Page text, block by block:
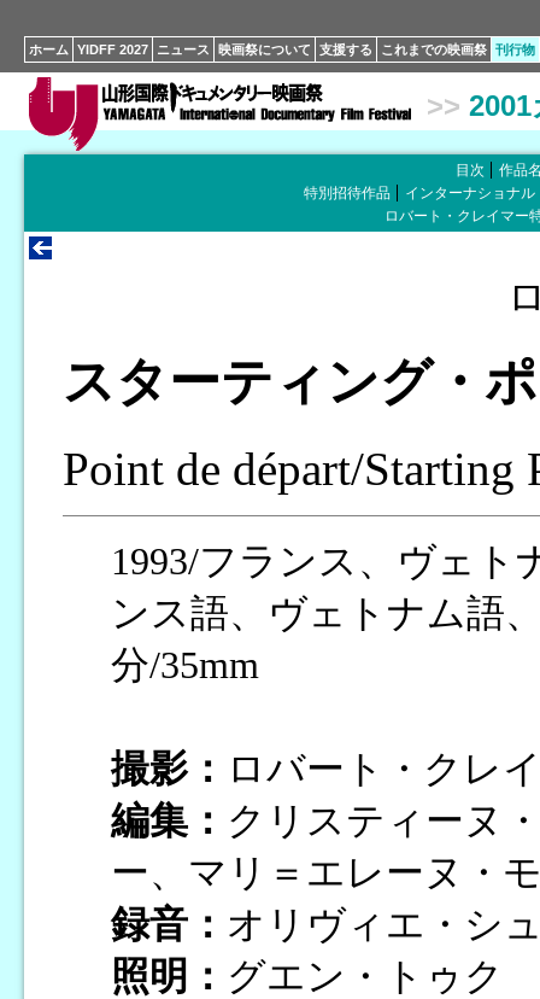
ホーム YIDFF 2027 ニュース 映画祭について 支援する これまでの映画祭 刊行物
>>
目次
作品
特別招待作品
インターナショナ
ロバート・クレイマー
スターティング・
Point de départ/Starting
1993/フランス、ヴェト
ンス語、ヴェトナム語
分/35mm
撮影： ロバート・クレ
編集： クリスティーヌ
ー、マリ＝エレーヌ・
録音： オリヴィエ・シ
照明： グエン・トゥク